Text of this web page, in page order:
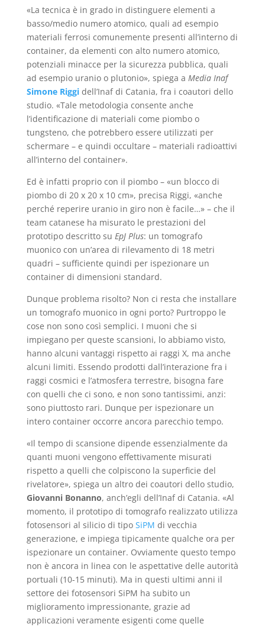
«La tecnica è in grado in distinguere elementi a
basso/medio numero atomico, quali ad esempio
materiali ferrosi comunemente presenti all’interno di
container, da elementi con alto numero atomico,
potenziali minacce per la sicurezza pubblica, quali
ad esempio uranio o plutonio», spiega a Media Inaf
Simone Riggi dell’Inaf di Catania, fra i coautori dello
studio. «Tale metodologia consente anche
l’identificazione di materiali come piombo o
tungsteno, che potrebbero essere utilizzati per
schermare – e quindi occultare – materiali radioattivi
all’interno del container».
Ed è infatti proprio con il piombo – «un blocco di
piombo di 20 x 20 x 10 cm», precisa Riggi, «anche
perché reperire uranio in giro non è facile…» – che il
team catanese ha misurato le prestazioni del
prototipo descritto su EpJ Plus: un tomografo
muonico con un’area di rilevamento di 18 metri
quadri – sufficiente quindi per ispezionare un
container di dimensioni standard.
Dunque problema risolto? Non ci resta che installare
un tomografo muonico in ogni porto? Purtroppo le
cose non sono così semplici. I muoni che si
impiegano per queste scansioni, lo abbiamo visto,
hanno alcuni vantaggi rispetto ai raggi X, ma anche
alcuni limiti. Essendo prodotti dall’interazione fra i
raggi cosmici e l’atmosfera terrestre, bisogna fare
con quelli che ci sono, e non sono tantissimi, anzi:
sono piuttosto rari. Dunque per ispezionare un
intero container occorre ancora parecchio tempo.
«Il tempo di scansione dipende essenzialmente da
quanti muoni vengono effettivamente misurati
rispetto a quelli che colpiscono la superficie del
rivelatore», spiega un altro dei coautori dello studio,
Giovanni Bonanno, anch’egli dell’Inaf di Catania. «Al
momento, il prototipo di tomografo realizzato utilizza
fotosensori al silicio di tipo SiPM di vecchia
generazione, e impiega tipicamente qualche ora per
ispezionare un container. Ovviamente questo tempo
non è ancora in linea con le aspettative delle autorità
portuali (10-15 minuti). Ma in questi ultimi anni il
settore dei fotosensori SiPM ha subito un
miglioramento impressionante, grazie ad
applicazioni veramente esigenti come quelle